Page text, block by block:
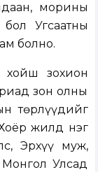
морины
Угсаатны
болно.
хойш зохион
зон олны
төрлүүдийг
жилд нэг
Эрхүү муж,
Улсад